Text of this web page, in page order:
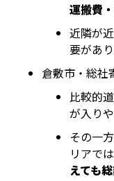
運搬費
近隣が
要があ
倉敷市・総社
比較的
が入り
その一
リアで
えても